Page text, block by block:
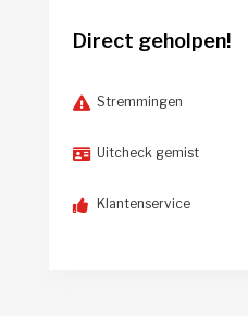
Direct geholpen!
Stremmingen
Uitcheck gemist
Klantenservice